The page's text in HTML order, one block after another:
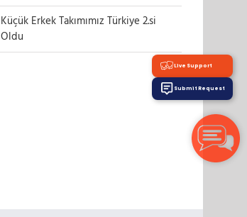
Küçük Erkek Takımımız Türkiye 2.si
Oldu
Live Support
Submit Request